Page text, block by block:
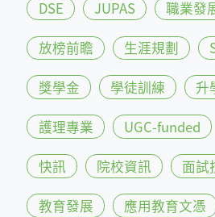
DSE JUPAS 職業發
放榜前瞻 生涯規劃
獎學金 學徒訓練 升
護理專業 UGC-funded
快訊 院校資訊 面試
教育發展 應用教育文憑